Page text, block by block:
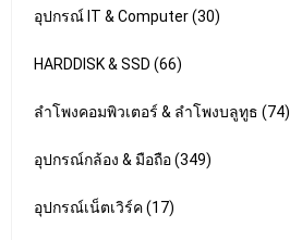
อุปกรณ์ IT & Computer (30)
HARDDISK & SSD (66)
ลำโพงคอมพิวเตอร์ & ลำโพงบลูทูธ (74)
อุปกรณ์กล้อง & มือถือ (349)
อุปกรณ์เน็ตเวิร์ค (17)